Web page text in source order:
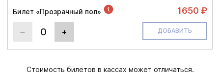
Билет «Прозрачный пол» 1650 ₽
0 + ДОБАВИТЬ
Стоимость билетов в кассах может отличаться.